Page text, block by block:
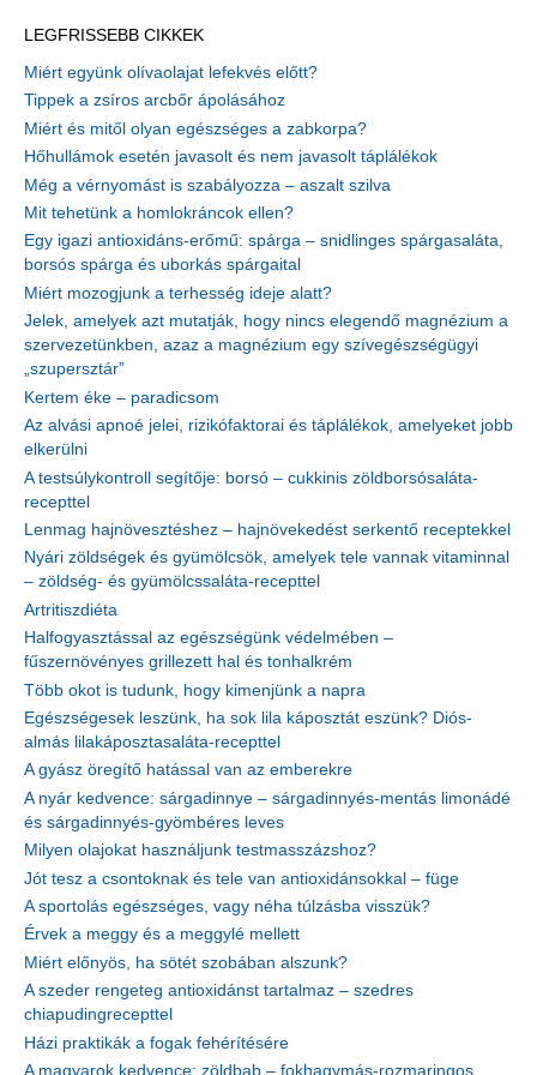
LEGFRISSEBB CIKKEK
Miért együnk olívaolajat lefekvés előtt?
Tippek a zsíros arcbőr ápolásához
Miért és mitől olyan egészséges a zabkorpa?
Hőhullámok esetén javasolt és nem javasolt táplálékok
Még a vérnyomást is szabályozza – aszalt szilva
Mit tehetünk a homlokráncok ellen?
Egy igazi antioxidáns-erőmű: spárga – snidlinges spárgasaláta,
borsós spárga és uborkás spárgaital
Miért mozogjunk a terhesség ideje alatt?
Jelek, amelyek azt mutatják, hogy nincs elegendő magnézium a
szervezetünkben, azaz a magnézium egy szívegészségügyi
„szupersztár”
Kertem éke – paradicsom
Az alvási apnoé jelei, rizikófaktorai és táplálékok, amelyeket jobb
elkerülni
A testsúlykontroll segítője: borsó – cukkinis zöldborsósaláta-
recepttel
Lenmag hajnövesztéshez – hajnövekedést serkentő receptekkel
Nyári zöldségek és gyümölcsök, amelyek tele vannak vitaminnal
– zöldség- és gyümölcssaláta-recepttel
Artritiszdiéta
Halfogyasztással az egészségünk védelmében –
fűszernövényes grillezett hal és tonhalkrém
Több okot is tudunk, hogy kimenjünk a napra
Egészségesek leszünk, ha sok lila káposztát eszünk? Diós-
almás lilakáposztasaláta-recepttel
A gyász öregítő hatással van az emberekre
A nyár kedvence: sárgadinnye – sárgadinnyés-mentás limonádé
és sárgadinnyés-gyömbéres leves
Milyen olajokat használjunk testmasszázshoz?
Jót tesz a csontoknak és tele van antioxidánsokkal – füge
A sportolás egészséges, vagy néha túlzásba visszük?
Érvek a meggy és a meggylé mellett
Miért előnyös, ha sötét szobában alszunk?
A szeder rengeteg antioxidánst tartalmaz – szedres
chiapudingrecepttel
Házi praktikák a fogak fehérítésére
A magyarok kedvence: zöldbab – fokhagymás-rozmaringos